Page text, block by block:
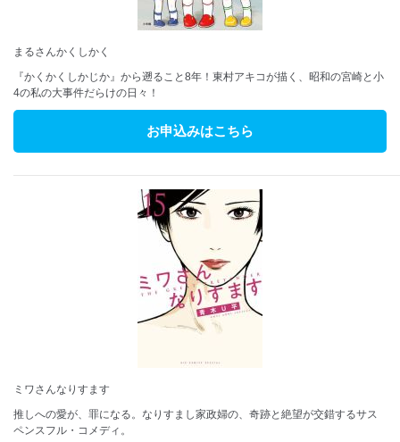
まるさんかくしかく
『かくかくしかじか』から遡ること8年！東村アキコが描く、昭和の宮崎と小
4の私の大事件だらけの日々！
お申込みはこちら
ミワさんなりすます
推しへの愛が、罪になる。なりすまし家政婦の、奇跡と絶望が交錯するサス
ペンスフル・コメディ。